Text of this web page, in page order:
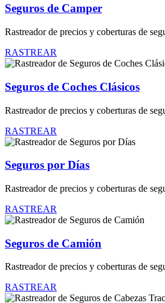
Seguros de Camper
Rastreador de precios y coberturas de
RASTREAR
Seguros de Coches Clásicos
Rastreador de precios y coberturas de
RASTREAR
Seguros por Días
Rastreador de precios y coberturas de
RASTREAR
Seguros de Camión
Rastreador de precios y coberturas de
RASTREAR